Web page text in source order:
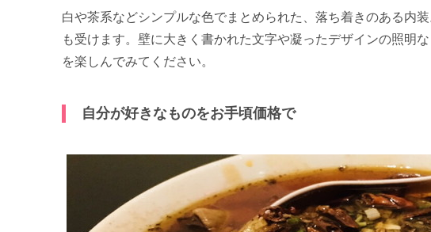
白や茶系などシンプルな色でまとめられた、落ち着きのある内
も受けます。壁に大きく書かれた文字や凝ったデザインの照明
を楽しんでみてください。
自分が好きなものをお手頃価格で